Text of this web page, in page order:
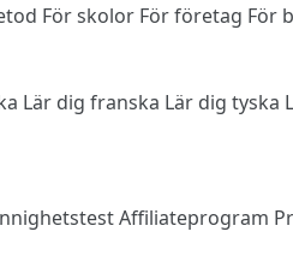
För skolor För företag För
Lär dig franska Lär dig tyska
Affiliateprogram